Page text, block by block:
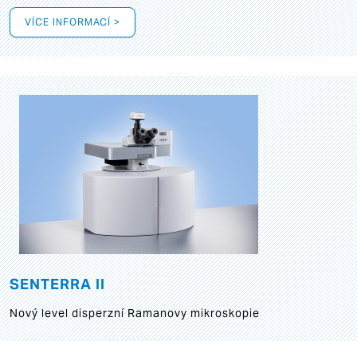
VÍCE INFORMACÍ >
SENTERRA II
Nový level disperzní Ramanovy mikroskopie